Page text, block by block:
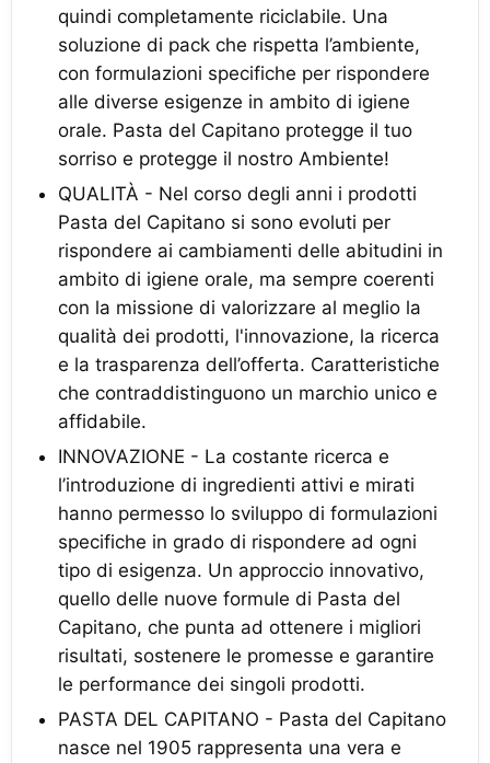
quindi completamente riciclabile. Una
soluzione di pack che rispetta l’ambiente,
con formulazioni specifiche per rispondere
alle diverse esigenze in ambito di igiene
orale. Pasta del Capitano protegge il tuo
sorriso e protegge il nostro Ambiente!
QUALITÀ - Nel corso degli anni i prodotti
Pasta del Capitano si sono evoluti per
rispondere ai cambiamenti delle abitudini in
ambito di igiene orale, ma sempre coerenti
con la missione di valorizzare al meglio la
qualità dei prodotti, l'innovazione, la ricerca
e la trasparenza dell’offerta. Caratteristiche
che contraddistinguono un marchio unico e
affidabile.
INNOVAZIONE - La costante ricerca e
l’introduzione di ingredienti attivi e mirati
hanno permesso lo sviluppo di formulazioni
specifiche in grado di rispondere ad ogni
tipo di esigenza. Un approccio innovativo,
quello delle nuove formule di Pasta del
Capitano, che punta ad ottenere i migliori
risultati, sostenere le promesse e garantire
le performance dei singoli prodotti.
PASTA DEL CAPITANO - Pasta del Capitano
nasce nel 1905 rappresenta una vera e